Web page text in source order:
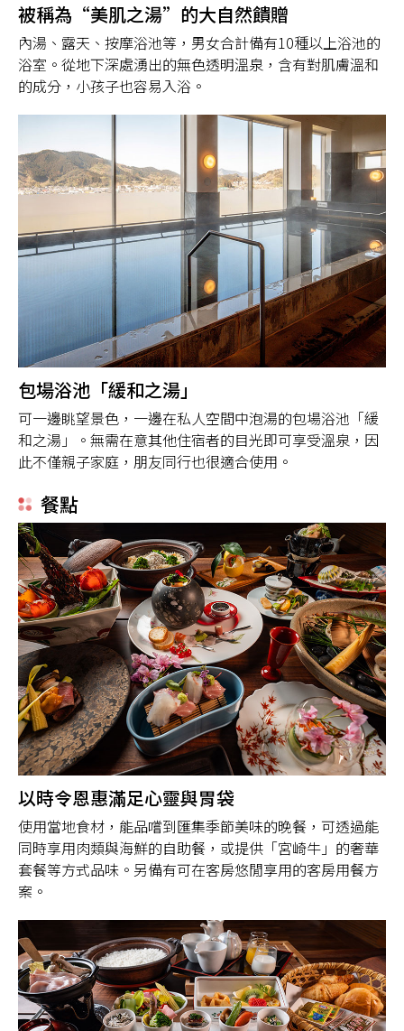
被稱為“美肌之湯”的大自然饋贈
內湯、露天、按摩浴池等，男女合計備有10種以上浴池的
浴室。從地下深處湧出的無色透明溫泉，含有對肌膚溫和
的成分，小孩子也容易入浴。
包場浴池「緩和之湯」
可一邊眺望景色，一邊在私人空間中泡湯的包場浴池「緩
和之湯」。無需在意其他住宿者的目光即可享受溫泉，因
此不僅親子家庭，朋友同行也很適合使用。
餐點
以時令恩惠滿足心靈與胃袋
使用當地食材，能品嚐到匯集季節美味的晚餐，可透過能
同時享用肉類與海鮮的自助餐，或提供「宮崎牛」的奢華
套餐等方式品味。另備有可在客房悠閒享用的客房用餐方
案。